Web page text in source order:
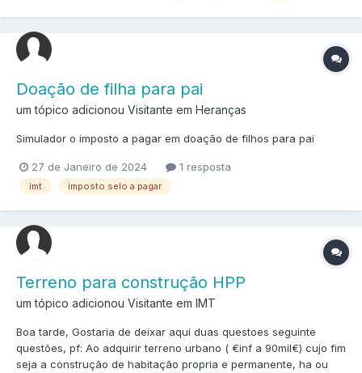
Doação de filha para pai
um tópico adicionou Visitante em Heranças
Simulador o imposto a pagar em doação de filhos para pai
27 de Janeiro de 2024 1 resposta
imt imposto selo a pagar
Terreno para construção HPP
um tópico adicionou Visitante em IMT
Boa tarde, Gostaria de deixar aqui duas questoes seguinte
questões, pf: Ao adquirir terreno urbano ( €inf a 90mil€) cujo fim
seja a construção de habitação propria e permanente, ha ou